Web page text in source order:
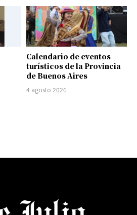
Calendario de eventos
turísticos de la Provincia
de Buenos Aires
4 agosto 2026